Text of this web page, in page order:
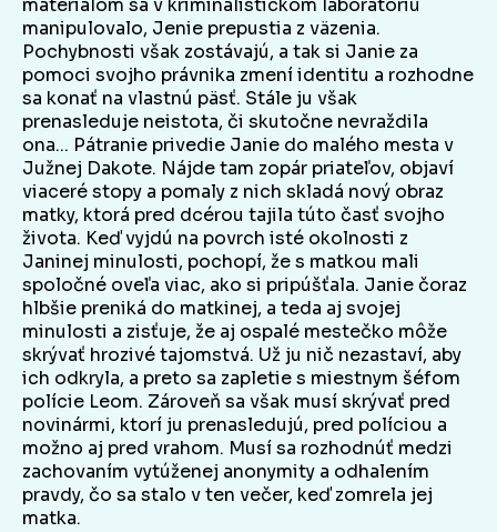
materiálom sa v kriminalistickom laboratóriu
manipulovalo, Jenie prepustia z väzenia.
Pochybnosti však zostávajú, a tak si Janie za
pomoci svojho právnika zmení identitu a rozhodne
sa konať na vlastnú päsť. Stále ju však
prenasleduje neistota, či skutočne nevraždila
ona... Pátranie privedie Janie do malého mesta v
Južnej Dakote. Nájde tam zopár priateľov, objaví
viaceré stopy a pomaly z nich skladá nový obraz
matky, ktorá pred dcérou tajila túto časť svojho
života. Keď vyjdú na povrch isté okolnosti z
Janinej minulosti, pochopí, že s matkou mali
spoločné oveľa viac, ako si pripúšťala. Janie čoraz
hlbšie preniká do matkinej, a teda aj svojej
minulosti a zisťuje, že aj ospalé mestečko môže
skrývať hrozivé tajomstvá. Už ju nič nezastaví, aby
ich odkryla, a preto sa zapletie s miestnym šéfom
polície Leom. Zároveň sa však musí skrývať pred
novinármi, ktorí ju prenasledujú, pred políciou a
možno aj pred vrahom. Musí sa rozhodnúť medzi
zachovaním vytúženej anonymity a odhalením
pravdy, čo sa stalo v ten večer, keď zomrela jej
matka.